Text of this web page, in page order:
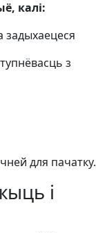
калі:
задыхаецеся
з
для пачатку.
і